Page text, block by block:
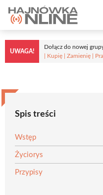
Przejdź
treści
UWAGA!
Dołącz do nowej
| Kupię | Zamienię |
Spis treści
Wstęp
Życiorys
Przypisy